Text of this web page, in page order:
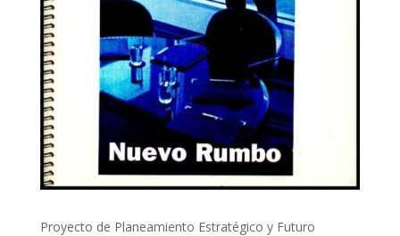
Proyecto de Planeamiento Estratégico y Futuro